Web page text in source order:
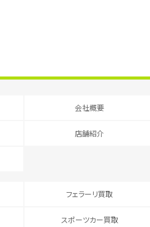
会社概要
店舗紹介
フェラーリ買取
スポーツカー買取